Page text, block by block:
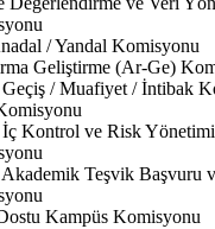
/ Yandal Komisyonu
Geliştirme (Ar-Ge)
Geçiş / Muafiyet / İntibak
Kontrol ve Risk Yönetimi
Teşvik Başvuru
Kampüs Komisyonu